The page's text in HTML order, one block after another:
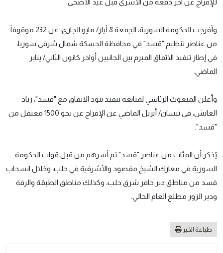
للإفراج عن آخر دفعة من الأسرى قبل عيد الأضحى.
وأفرجت الحكومة السورية، الجمعة 8 أيار/ مايو الجاري، عن 232 موقوفاً
من عناصر تنظيم "قسد" في محافظة الحسكة شمال شرقي سوريا،
في إطار تنفيذ الاتفاق المبرم بين الجانبين أواخر كانون الثاني/ يناير
الماضي.
وأعلن المبعوث الرئاسي لمتابعة تنفيذ بنود الاتفاق مع "قسد"، زياد
العايش، في نيسان/ أبريل الماضي عن الإفراج عن نحو 1500 معتقل من
"قسد".
يُذكر أن المئات من عناصر "قسد" تم أسرهم من قبل قوات الحكومة
السورية في معارك الشيخ مقصود والأشرفية في حلب، وخلال انسحاب
قسد من مناطق دير حافر شرق حلب، وكذلك مناطق الطبقة والرقة
ودير الزور مطلع العام الحالي.
طباعة الخبر